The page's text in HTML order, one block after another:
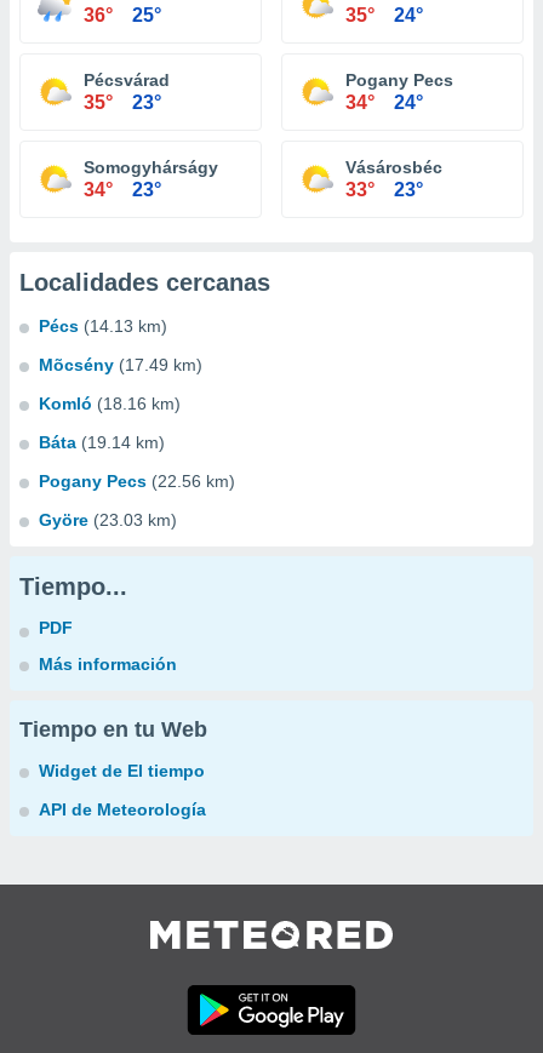
36° 25° 35° 24°
Pécsvárad
35° 23°
Pogany Pecs
34° 24°
Somogyhárságy
34° 23°
Vásárosbéc
33° 23°
Localidades cercanas
Pécs (14.13 km)
Mõcsény (17.49 km)
Komló (18.16 km)
Báta (19.14 km)
Pogany Pecs (22.56 km)
Györe (23.03 km)
Tiempo...
PDF
Más información
Tiempo en tu Web
Widget de El tiempo
API de Meteorología